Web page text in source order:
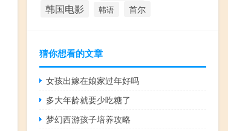
韩国电影 韩语 首尔
猜你想看的文章
女孩出嫁在娘家过年好吗
多大年龄就要少吃糖了
梦幻西游孩子培养攻略